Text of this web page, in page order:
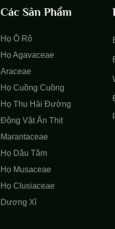
calathea Bella chất lượng cao,
Các Sản Phẩm
Họ Ô Rô
Họ Agavaceae
Araceae
Họ Cuồng Cuồng
Họ Thu Hải Đường
Động Vật Ăn Thịt
Marantaceae
Họ Dâu Tằm
Họ Musaceae
Họ Clusiaceae
Dương Xỉ